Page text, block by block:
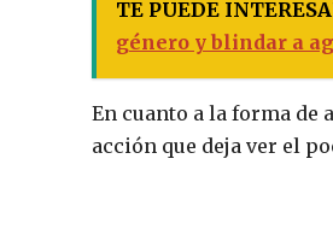
TE PUEDE
género y blindar a
En cuanto a la forma de
acción que deja ver el